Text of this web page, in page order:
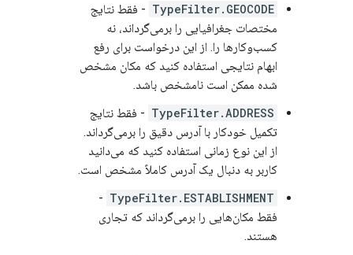
TypeFilter.GEOCODE - فقط نتایج
مختصات جغرافیایی را برمی‌گرداند، نه
کسب‌وکارها را. از این درخواست برای رفع
ابهام نتایجی استفاده کنید که مکان مشخص
شده ممکن است نامشخص باشد.
TypeFilter.ADDRESS - فقط نتایج
تکمیل خودکار با آدرس دقیق را برمی‌گرداند.
از این نوع زمانی استفاده کنید که می‌دانید
کاربر به دنبال یک آدرس کاملاً مشخص است.
TypeFilter.ESTABLISHMENT
-
فقط مکان‌هایی را برمی‌گرداند که تجاری
هستند.